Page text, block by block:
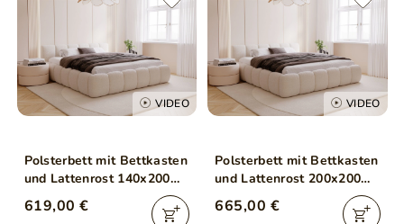
VIDEO
Polsterbett mit Bettkasten
und Lattenrost 140x200
Cloud Low Bouclé-Stoff
Beige
619,00 €
VIDEO
Polsterbett mit Bettkasten
und Lattenrost 200x200
Cloud Low Bouclé-Stoff
Beige
665,00 €